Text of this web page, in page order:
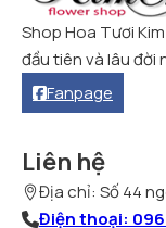
Shop Hoa Tươi
đầu tiên và lâu đời
Fanpage
Liên hệ
Địa chỉ: Số 44
Điện thoại: